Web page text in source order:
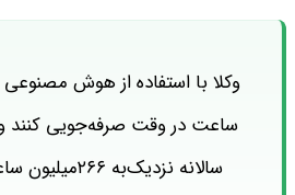
ساعت در وقت صرفه‌جویی کنند
سالانه نزدیک‌به